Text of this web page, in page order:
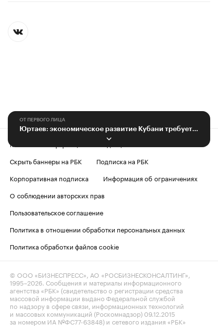
ОТ ПЕРВОГО ЛИЦА
Контактная информация
Редакция
Скрыть баннеры на РБК
Подписка на РБК
Корпоративная подписка
Информация об ограничениях
О соблюдении авторских прав
Пользовательское соглашение
Политика в отношении обработки персональных данных
Политика обработки файлов cookie
© ООО «БИЗНЕСПРЕСС», АО «РОСБИЗНЕСКОНСАЛТИНГ»,
1995–2026 . Сообщения и материалы информационного
агентства «РБК» (свидетельство о регистрации средства
массовой информации выдано Федеральной службой
по надзору в сфере связи, информационных технологий
и массовых коммуникаций (Роскомнадзор) 09.12.2015
за номером ИА №ФС77-63848) и сетевого издания «РБК»